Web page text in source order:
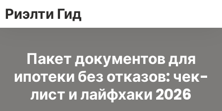
Риэлти Гид
Пакет документов для
ипотеки без отказов: чек-
лист и лайфхаки 2026